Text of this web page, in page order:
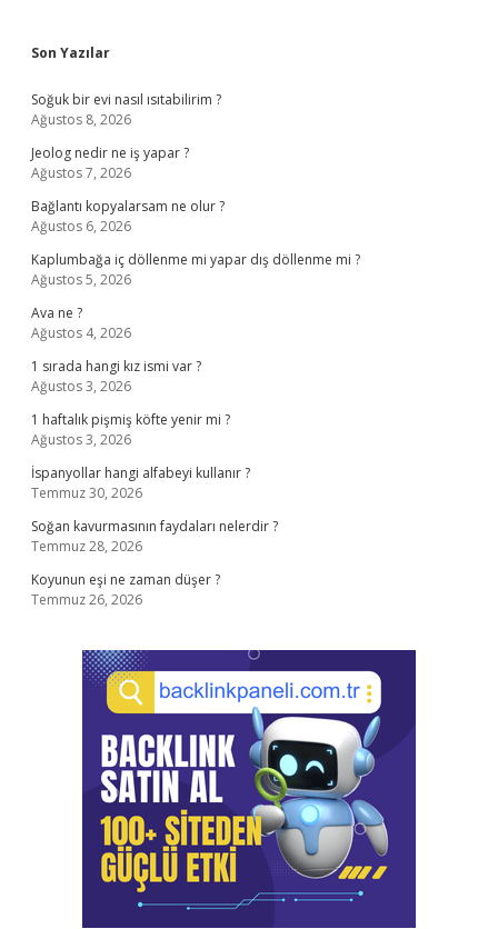
Sidebar
Son Yazılar
Soğuk bir evi nasıl ısıtabilirim ?
Ağustos 8, 2026
Jeolog nedir ne iş yapar ?
Ağustos 7, 2026
Bağlantı kopyalarsam ne olur ?
Ağustos 6, 2026
Kaplumbağa iç döllenme mi yapar dış döllenme mi ?
Ağustos 5, 2026
Ava ne ?
Ağustos 4, 2026
1 sırada hangi kız ismi var ?
Ağustos 3, 2026
1 haftalık pişmiş köfte yenir mi ?
Ağustos 3, 2026
İspanyollar hangi alfabeyi kullanır ?
Temmuz 30, 2026
Soğan kavurmasının faydaları nelerdir ?
Temmuz 28, 2026
Koyunun eşi ne zaman düşer ?
Temmuz 26, 2026